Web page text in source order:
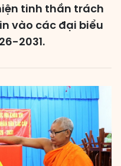
tinh thần trách
vào các đại biểu
2031.